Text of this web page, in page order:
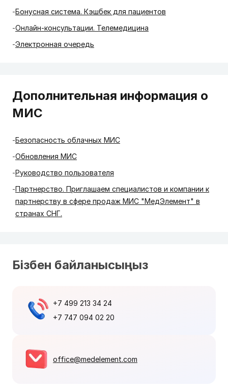
Бонусная система. Кэшбек для пациентов
Онлайн-консультации. Телемедицина
Электронная очередь
Дополнительная информация о
МИС
Безопасность облачных МИС
Обновления МИС
Руководство пользователя
Партнерство. Приглашаем специалистов и компании к
партнерству в сфере продаж МИС "МедЭлемент" в
странах СНГ.
Бізбен байланысыңыз
+7 499 213 34 24
+7 747 094 02 20
office@medelement.com